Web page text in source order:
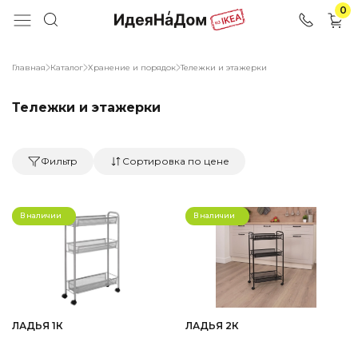
0
Главная Каталог Хранение и порядок Тележки и этажерки
Тележки и этажерки
Фильтр Сортировка по цене
В наличии
ЛАДЬЯ 1К
В наличии
ЛАДЬЯ 2К